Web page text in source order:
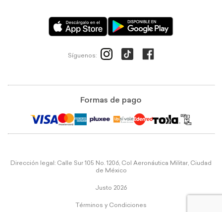
Síguenos:
Formas de pago
Dirección legal: Calle Sur 105 No. 1206, Col Aeronáutica Militar, Ciudad
de México
Justo 2026
Términos y Condiciones